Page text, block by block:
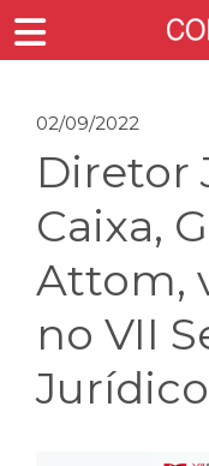
02/09/2022
Diretor
Caixa,
Attom,
no VII